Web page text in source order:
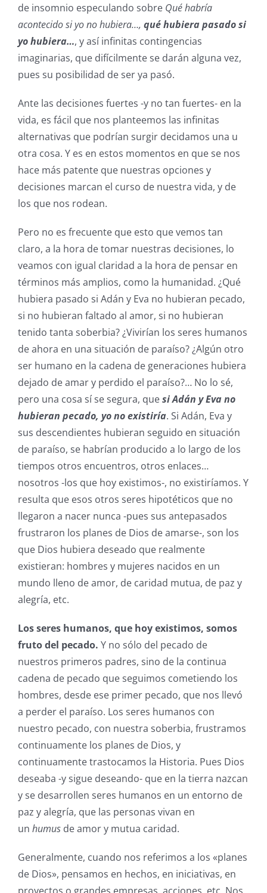
de insomnio especulando sobre Qué habría
acontecido si yo no hubiera…, qué hubiera pasado si
yo hubiera…, y así infinitas contingencias
imaginarias, que difícilmente se darán alguna vez,
pues su posibilidad de ser ya pasó.
Ante las decisiones fuertes -y no tan fuertes- en la
vida, es fácil que nos planteemos las infinitas
alternativas que podrían surgir decidamos una u
otra cosa. Y es en estos momentos en que se nos
hace más patente que nuestras opciones y
decisiones marcan el curso de nuestra vida, y de
los que nos rodean.
Pero no es frecuente que esto que vemos tan
claro, a la hora de tomar nuestras decisiones, lo
veamos con igual claridad a la hora de pensar en
términos más amplios, como la humanidad. ¿Qué
hubiera pasado si Adán y Eva no hubieran pecado,
si no hubieran faltado al amor, si no hubieran
tenido tanta soberbia? ¿Vivirían los seres humanos
de ahora en una situación de paraíso? ¿Algún otro
ser humano en la cadena de generaciones hubiera
dejado de amar y perdido el paraíso?… No lo sé,
pero una cosa sí se segura, quesi Adán y Eva no
hubieran pecado, yo no existiría. Si Adán, Eva y
sus descendientes hubieran seguido en situación
de paraíso, se habrían producido a lo largo de los
tiempos otros encuentros, otros enlaces…
nosotros -los que hoy existimos-, no existiríamos. Y
resulta que esos otros seres hipotéticos que no
llegaron a nacer nunca -pues sus antepasados
frustraron los planes de Dios de amarse-, son los
que Dios hubiera deseado que realmente
existieran: hombres y mujeres nacidos en un
mundo lleno de amor, de caridad mutua, de paz y
alegría, etc.
Los seres humanos, que hoy existimos, somos
fruto del pecado. Y no sólo del pecado de
nuestros primeros padres, sino de la continua
cadena de pecado que seguimos cometiendo los
hombres, desde ese primer pecado, que nos llevó
a perder el paraíso. Los seres humanos con
nuestro pecado, con nuestra soberbia, frustramos
continuamente los planes de Dios, y
continuamente trastocamos la Historia. Pues Dios
deseaba -y sigue deseando- que en la tierra nazcan
y se desarrollen seres humanos en un entorno de
paz y alegría, que las personas vivan en
un humusde amor y mutua caridad.
Generalmente, cuando nos referimos a los «planes
de Dios», pensamos en hechos, en iniciativas, en